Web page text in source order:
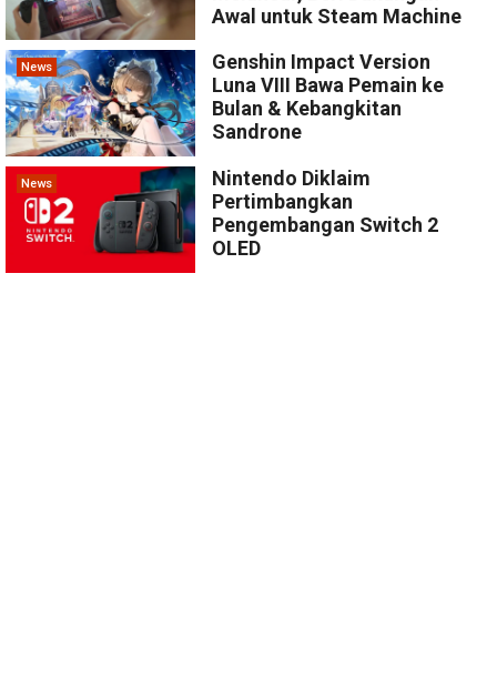
Awal untuk Steam Machine
News
Genshin Impact Version
Luna VIII Bawa Pemain ke
Bulan & Kebangkitan
Sandrone
News
Nintendo Diklaim
Pertimbangkan
Pengembangan Switch 2
OLED